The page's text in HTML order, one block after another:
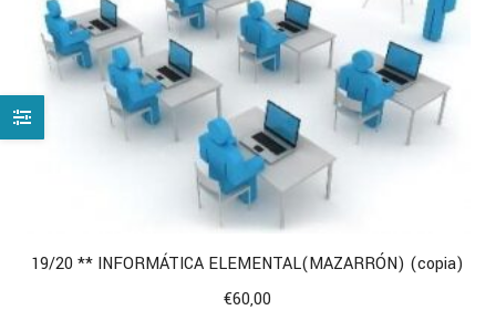
19/20 ** INFORMÁTICA ELEMENTAL(MAZARRÓN) (copia)
€60,00